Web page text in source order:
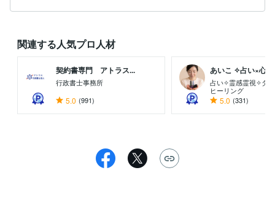
関連する人気プロ人材
契約書専門 アトラス...
行政書士事務所
5.0 (991)
あいこ ✧占い×心の
占い✧霊感霊視✧タ
ヒーリング
5.0 (331)